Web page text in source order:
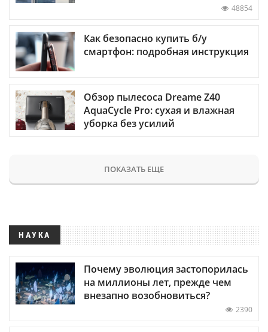
48854
Как безопасно купить б/у
смартфон: подробная инструкция
Обзор пылесоса Dreame Z40
AquaCycle Pro: сухая и влажная
уборка без усилий
ПОКАЗАТЬ ЕЩЕ
НАУКА
Почему эволюция застопорилась
на миллионы лет, прежде чем
внезапно возобновиться?
2390